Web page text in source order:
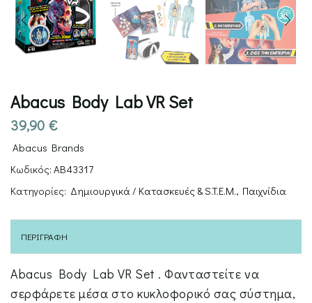
Abacus Body Lab VR Set
39,90 €
Abacus Brands
Κωδικός: AB43317
Κατηγορίες: Δημιουργικά / Κατασκευές & S.T.E.M., Παιχνίδια
ΠΕΡΙΓΡΑΦΉ
Abacus Body Lab VR Set . Φανταστείτε να
σερφάρετε μέσα στο κυκλοφορικό σας σύστημα,